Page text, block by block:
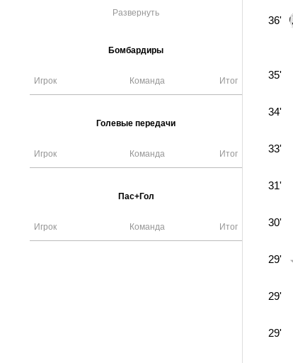
Развернуть
Бомбардиры
Игрок Команда Итог
Голевые передачи
Игрок Команда Итог
Пас+Гол
Игрок Команда Итог
36'
35'
34'
33'
31'
30'
29'
29'
29'